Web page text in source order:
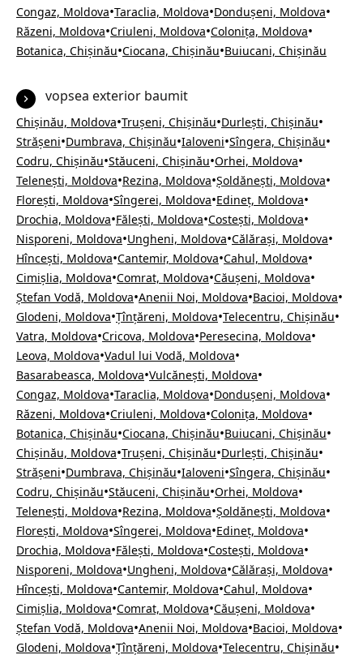
Congaz, Moldova•Taraclia, Moldova•Dondușeni, Moldova•
Răzeni, Moldova•Criuleni, Moldova•Colonița, Moldova•
Botanica, Chișinău•Ciocana, Chișinău•Buiucani, Chișinău
vopsea exterior baumit
Chișinău, Moldova•Trușeni, Chișinău•Durlești, Chișinău•
Strășeni•Dumbrava, Chișinău•Ialoveni•Sîngera, Chișinău•
Codru, Chișinău•Stăuceni, Chișinău•Orhei, Moldova•
Telenești, Moldova•Rezina, Moldova•Șoldănești, Moldova•
Florești, Moldova•Sîngerei, Moldova•Edineț, Moldova•
Drochia, Moldova•Fălești, Moldova•Costești, Moldova•
Nisporeni, Moldova•Ungheni, Moldova•Călărași, Moldova•
Hîncești, Moldova•Cantemir, Moldova•Cahul, Moldova•
Cimișlia, Moldova•Comrat, Moldova•Căușeni, Moldova•
Ștefan Vodă, Moldova•Anenii Noi, Moldova•Bacioi, Moldova•
Glodeni, Moldova•Țînțăreni, Moldova•Telecentru, Chișinău•
Vatra, Moldova•Cricova, Moldova•Peresecina, Moldova•
Leova, Moldova•Vadul lui Vodă, Moldova•
Basarabeasca, Moldova•Vulcănești, Moldova•
Congaz, Moldova•Taraclia, Moldova•Dondușeni, Moldova•
Răzeni, Moldova•Criuleni, Moldova•Colonița, Moldova•
Botanica, Chișinău•Ciocana, Chișinău•Buiucani, Chișinău•
Chișinău, Moldova•Trușeni, Chișinău•Durlești, Chișinău•
Strășeni•Dumbrava, Chișinău•Ialoveni•Sîngera, Chișinău•
Codru, Chișinău•Stăuceni, Chișinău•Orhei, Moldova•
Telenești, Moldova•Rezina, Moldova•Șoldănești, Moldova•
Florești, Moldova•Sîngerei, Moldova•Edineț, Moldova•
Drochia, Moldova•Fălești, Moldova•Costești, Moldova•
Nisporeni, Moldova•Ungheni, Moldova•Călărași, Moldova•
Hîncești, Moldova•Cantemir, Moldova•Cahul, Moldova•
Cimișlia, Moldova•Comrat, Moldova•Căușeni, Moldova•
Ștefan Vodă, Moldova•Anenii Noi, Moldova•Bacioi, Moldova•
Glodeni, Moldova•Țînțăreni, Moldova•Telecentru, Chișinău•